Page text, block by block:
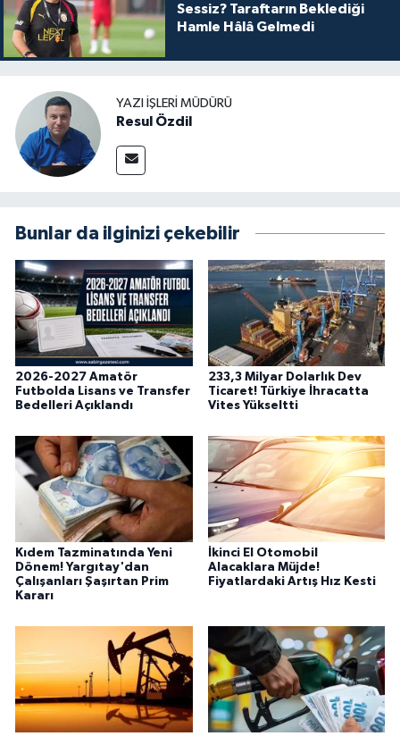
Sessiz? Taraftarın Beklediği
Hamle Hâlâ Gelmedi
YAZI İŞLERI MÜDÜRÜ
Resul Özdil
Bunlar da ilginizi çekebilir
2026-2027 Amatör
Futbolda Lisans ve Transfer
Bedelleri Açıklandı
233,3 Milyar Dolarlık Dev
Ticaret! Türkiye İhracatta
Vites Yükseltti
Kıdem Tazminatında Yeni
Dönem! Yargıtay'dan
Çalışanları Şaşırtan Prim
Kararı
İkinci El Otomobil
Alacaklara Müjde!
Fiyatlardaki Artış Hız Kesti